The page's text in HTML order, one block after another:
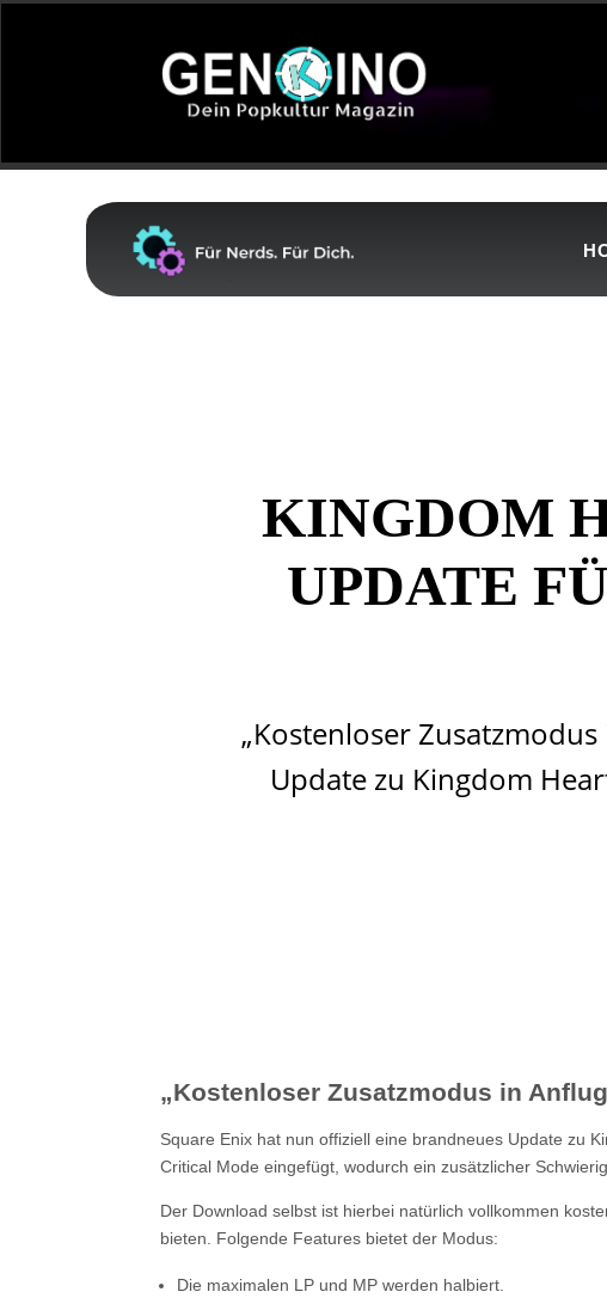
KINGDOM
UPDATE
„Kostenloser
Update zu Kingdom
„Kostenloser Zusatzmodus in
Square Enix hat nun offiziell eine brandneues Update zu
Critical Mode eingefügt, wodurch ein zusätzlicher
Der Download selbst ist hierbei natürlich vollkommen
bieten. Folgende Features bietet der Modus:
Die maximalen LP und MP werden halbiert.